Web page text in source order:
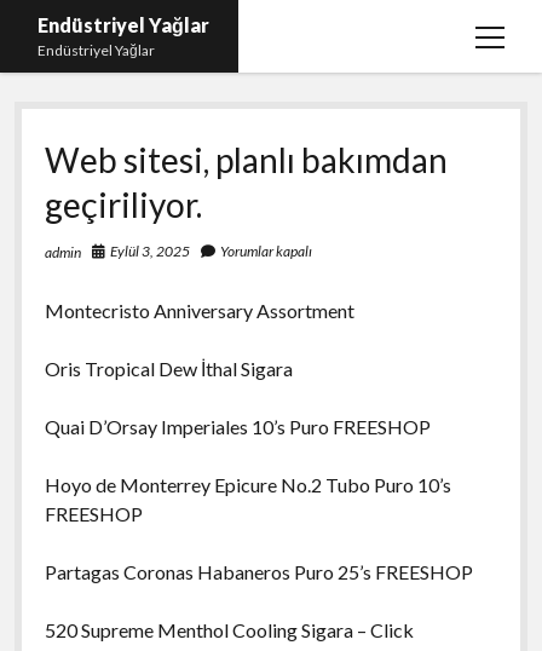
Endüstriyel Yağlar
Endüstriyel Yağlar
menüyü
Igtv Yorum Hilesi Ücretsiz
Instagram Gizli Hesap Görme Uygulamasız
Linkedin Beğeni Yükleme
Liste
Web sitesi, planlı bakımdan
geçiriliyor.
admin Eylül 3, 2025 Yorumlar kapalı
Montecristo Anniversary Assortment
Oris Tropical Dew İthal Sigara
Quai D’Orsay Imperiales 10’s Puro FREESHOP
Hoyo de Monterrey Epicure No.2 Tubo Puro 10’s
FREESHOP
Partagas Coronas Habaneros Puro 25’s FREESHOP
520 Supreme Menthol Cooling Sigara – Click